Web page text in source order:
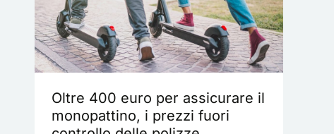
Oltre 400 euro per assicurare il
monopattino, i prezzi fuori